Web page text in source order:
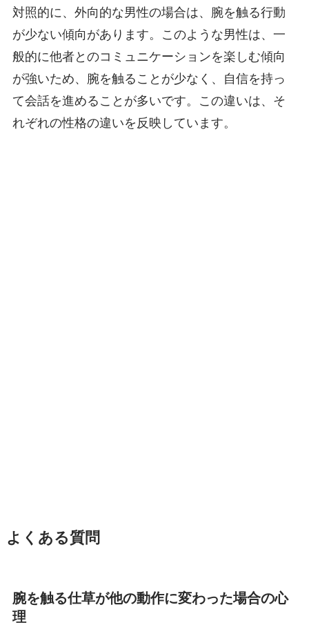
対照的に、外向的な男性の場合は、腕を触る行動
が少ない傾向があります。このような男性は、一
般的に他者とのコミュニケーションを楽しむ傾向
が強いため、腕を触ることが少なく、自信を持っ
て会話を進めることが多いです。この違いは、そ
れぞれの性格の違いを反映しています。
よくある質問
腕を触る仕草が他の動作に変わった場合の心
理